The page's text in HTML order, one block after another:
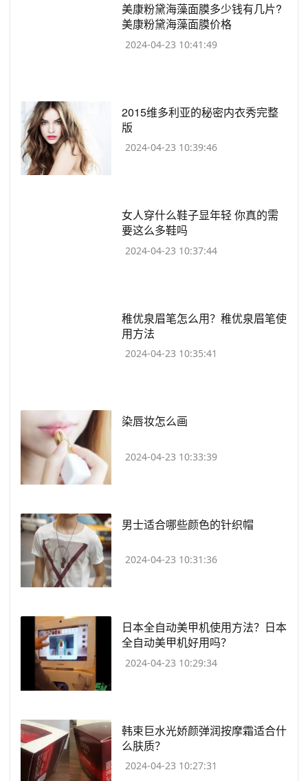
​美康粉黛海藻面膜多少钱有几片?
美康粉黛海藻面膜价格
2024-04-23 10:41:49
​2015维多利亚的秘密内衣秀完整
版
2024-04-23 10:39:46
​女人穿什么鞋子显年轻 你真的需
要这么多鞋吗
2024-04-23 10:37:44
​稚优泉眉笔怎么用？稚优泉眉笔使
用方法
2024-04-23 10:35:41
​染唇妆怎么画
2024-04-23 10:33:39
​男士适合哪些颜色的针织帽
2024-04-23 10:31:36
​日本全自动美甲机使用方法？日本
全自动美甲机好用吗？
2024-04-23 10:29:34
​韩束巨水光娇颜弹润按摩霜适合什
么肤质？
2024-04-23 10:27:31